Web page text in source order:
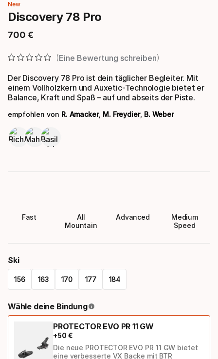
New
Discovery 78 Pro
700 €
Endpreis
Eine Bewertung schreiben
Der Discovery 78 Pro ist dein täglicher Begleiter. Mit
einem Vollholzkern und Auxetic-Technologie bietet er
Balance, Kraft und Spaß – auf und abseits der Piste.
empfohlen von R. Amacker, M. Freydier, B. Weber
Fast
All
Mountain
Advanced
Medium
Speed
Ski
156 163 170 177 184
select
Wähle deine Bindung
PROTECTOR EVO PR 11 GW
+50 €
Die neue PROTECTOR EVO PR 11 GW bietet
eine verbesserte VX Backe mit BTR